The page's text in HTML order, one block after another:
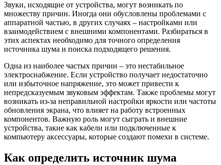
Звуки, исходящие от устройства, могут возникать по
множеству причин. Иногда они обусловлены проблемами с
аппаратной частью, в других случаях – настройками или
взаимодействием с внешними компонентами. Разбираться в
этих аспектах необходимо для точного определения
источника шума и поиска подходящего решения.
Одна из наиболее частых причин – это нестабильное
электроснабжение. Если устройство получает недостаточно
или избыточное напряжение, это может привести к
непредсказуемым звуковым эффектам. Также проблемы могут
возникать из-за неправильной настройки яркости или частоты
обновления экрана, что влияет на работу встроенных
компонентов. Важную роль могут сыграть и внешние
устройства, такие как кабели или подключенные к
компьютеру аксессуары, которые создают помехи в системе.
Как определить источник шума